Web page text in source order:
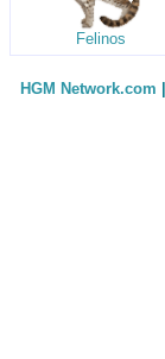
Felinos
HGM Network.com